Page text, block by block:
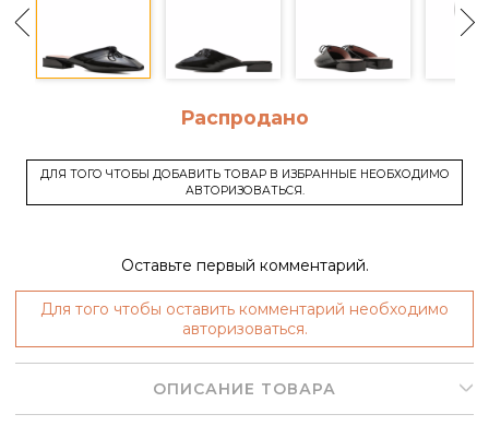
Распродано
ДЛЯ ТОГО ЧТОБЫ ДОБАВИТЬ ТОВАР В ИЗБРАННЫЕ НЕОБХОДИМО
АВТОРИЗОВАТЬСЯ.
Оставьте первый комментарий.
Для того чтобы оставить комментарий необходимо
авторизоваться.
ОПИСАНИЕ ТОВАРА